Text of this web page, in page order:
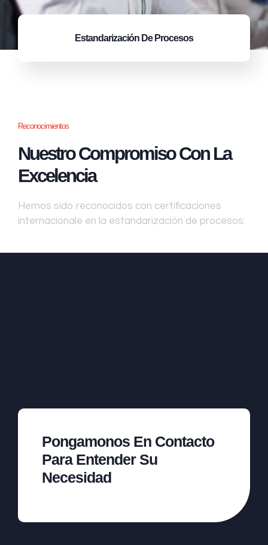
Estandarización De Procesos
Reconocimientos
Nuestro Compromiso Con La
Excelencia
Hemos sido reconocidos con certificaciones
internacionale en la estandarización de procesos:
Pongamonos En Contacto
Para Entender Su
Necesidad